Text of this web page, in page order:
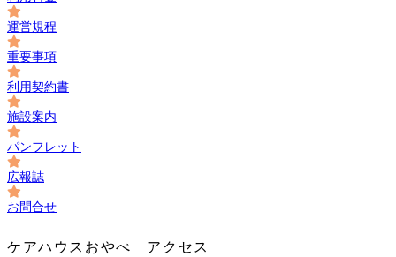
運営規程
重要事項
利用契約書
施設案内
パンフレット
広報誌
お問合せ
ケアハウスおやべ アクセス